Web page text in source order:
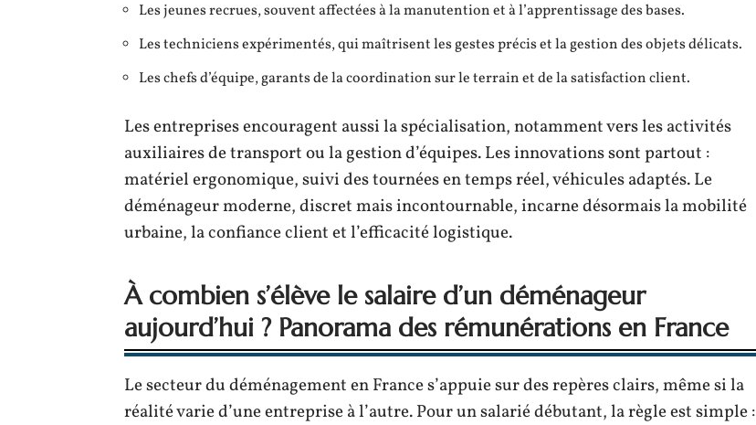
Les jeunes recrues, souvent affectées à la manutention et à l’apprentissage des bases.
Les techniciens expérimentés, qui maîtrisent les gestes précis et la gestion des objets délicats.
Les chefs d’équipe, garants de la coordination sur le terrain et de la satisfaction client.
Les entreprises encouragent aussi la spécialisation, notamment vers les activités
auxiliaires de transport ou la gestion d’équipes. Les innovations sont partout :
matériel ergonomique, suivi des tournées en temps réel, véhicules adaptés. Le
déménageur moderne, discret mais incontournable, incarne désormais la mobilité
urbaine, la confiance client et l’efficacité logistique.
À combien s’élève le salaire d’un déménageur
aujourd’hui ? Panorama des rémunérations en France
Le secteur du déménagement en France s’appuie sur des repères clairs, même si la
réalité varie d’une entreprise à l’autre. Pour un salarié débutant, la règle est simple :